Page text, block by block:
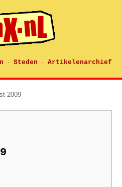
· Steden · Artikelenarchief
2009